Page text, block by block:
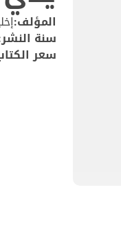
المؤلف:
سنة
سعر